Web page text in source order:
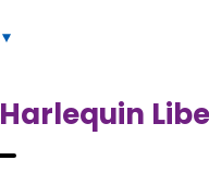
Harlequin